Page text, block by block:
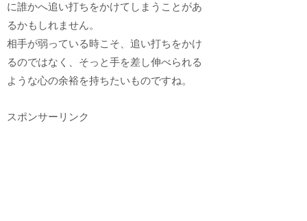
に誰かへ追い打ちをかけてしまうことがあ
るかもしれません。
相手が弱っている時こそ、追い打ちをかけ
るのではなく、そっと手を差し伸べられる
ような心の余裕を持ちたいものですね。
スポンサーリンク